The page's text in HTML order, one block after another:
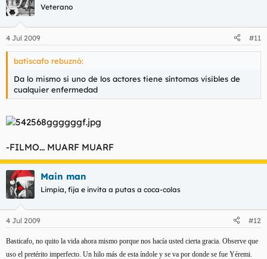
Veterano
4 Jul 2009 #11
batiscafo rebuznó:
Da lo mismo si uno de los actores tiene síntomas visibles de
cualquier enfermedad
-FILMO... MUARF MUARF
Main man
Limpia, fija e invita a putas a coca-colas
4 Jul 2009 #12
Basticafo, no quito la vida ahora mismo porque nos hacía usted cierta gracia. Observe que
uso el pretérito imperfecto. Un hilo más de esta índole y se va por donde se fue Yéremi.